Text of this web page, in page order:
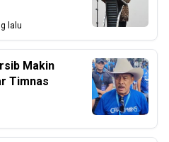
lalu
Makin
Timnas